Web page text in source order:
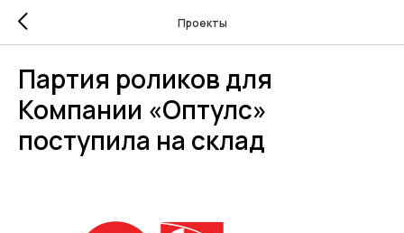
Проекты
Партия роликов для
Компании «Оптулс»
поступила на склад